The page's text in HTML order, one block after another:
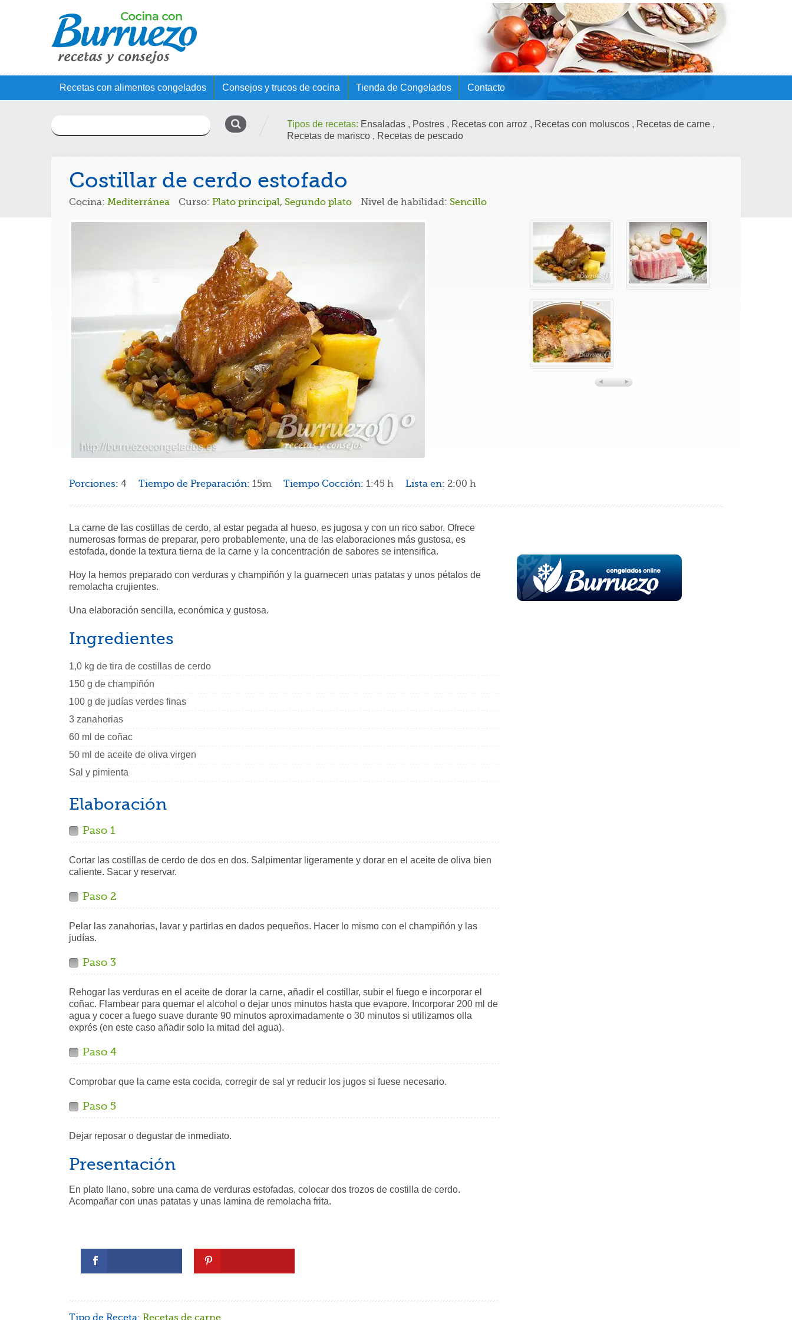
Recetas con alimentos congelados Consejos y trucos de cocina Tienda de Congelados Contacto
Tipos de recetas: Ensaladas , Postres , Recetas con arroz , Recetas con moluscos , Recetas de carne ,
Recetas de marisco , Recetas de pescado
Costillar de cerdo estofado
Cocina: Mediterránea Curso: Plato principal, Segundo plato Nivel de habilidad: Sencillo
Porciones: 4 Tiempo de Preparación: 15m Tiempo Cocción: 1:45 h Lista en: 2:00 h
La carne de las costillas de cerdo, al estar pegada al hueso, es jugosa y con un rico sabor. Ofrece
numerosas formas de preparar, pero probablemente, una de las elaboraciones más gustosa, es
estofada, donde la textura tierna de la carne y la concentración de sabores se intensifica.
Hoy la hemos preparado con verduras y champiñón y la guarnecen unas patatas y unos pétalos de
remolacha crujientes.
Una elaboración sencilla, económica y gustosa.
Ingredientes
1,0 kg de tira de costillas de cerdo
150 g de champiñón
100 g de judías verdes finas
3 zanahorias
60 ml de coñac
50 ml de aceite de oliva virgen
Sal y pimienta
Elaboración
Paso 1
Cortar las costillas de cerdo de dos en dos. Salpimentar ligeramente y dorar en el aceite de oliva bien
caliente. Sacar y reservar.
Paso 2
Pelar las zanahorias, lavar y partirlas en dados pequeños. Hacer lo mismo con el champiñón y las
judías.
Paso 3
Rehogar las verduras en el aceite de dorar la carne, añadir el costillar, subir el fuego e incorporar el
coñac. Flambear para quemar el alcohol o dejar unos minutos hasta que evapore. Incorporar 200 ml de
agua y cocer a fuego suave durante 90 minutos aproximadamente o 30 minutos si utilizamos olla
exprés (en este caso añadir solo la mitad del agua).
Paso 4
Comprobar que la carne esta cocida, corregir de sal yr reducir los jugos si fuese necesario.
Paso 5
Dejar reposar o degustar de inmediato.
Presentación
En plato llano, sobre una cama de verduras estofadas, colocar dos trozos de costilla de cerdo.
Acompañar con unas patatas y unas lamina de remolacha frita.
Tipo de Receta: Recetas de carne